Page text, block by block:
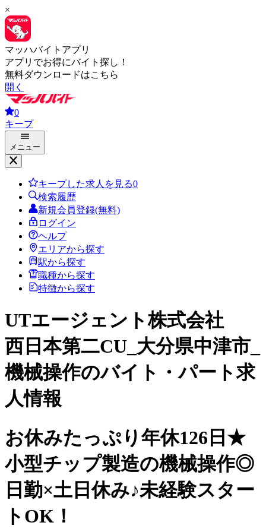
×
マッハバイトアプリ
アプリでお得にバイト探し！
無料ダウンロードはこちら
開く
0
キープ
メニュー
キープした求人を見る0
検索履歴
新規会員登録(無料)
ログイン
ヘルプ
エリアから探す
駅から探す
職種から探す
特徴から探す
UTエージェント株式会社
西日本第二CU_大分県中津市_
機械操作のバイト・パート求
人情報
お休みたっぷり年休126日★
小型チップ製造の機械操作◎
日勤×土日休み♪未経験スター
トOK！